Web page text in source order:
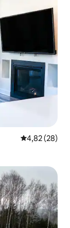
4,82 av 5 i
4,82 (28)